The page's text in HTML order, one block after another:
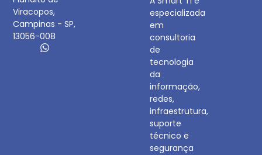
Viracopos,
Campinas - SP,
13056-008
especializada
em
consultoria
de
tecnologia
da
informação,
redes,
infraestrutura,
suporte
técnico e
segurança